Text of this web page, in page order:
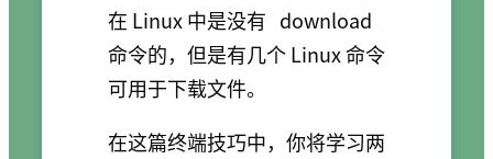
在 Linux 中是没有 download
命令的，但是有几个 Linux 命令
可用于下载文件。
在这篇终端技巧中，你将学习两